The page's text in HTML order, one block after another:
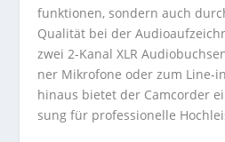
funk­tio­nen, son­dern auch
Qua­li­tät bei der
zwei 2-Kanal XLR
ner Mikro­fone oder zum Line-
hin­aus bie­tet der Cam­cor­der
sung für pro­fes­sio­nelle